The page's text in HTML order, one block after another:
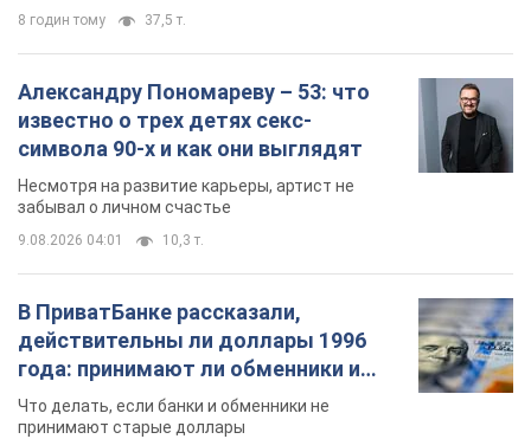
8 годин тому 37,5 т.
Александру Пономареву – 53: что
известно о трех детях секс-
символа 90-х и как они выглядят
Несмотря на развитие карьеры, артист не
забывал о личном счастье
9.08.2026 04:01 10,3 т.
В ПриватБанке рассказали,
действительны ли доллары 1996
года: принимают ли обменники и
банки такие купюры
Что делать, если банки и обменники не
принимают старые доллары